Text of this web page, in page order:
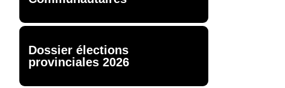
Dossier élections
provinciales 2026